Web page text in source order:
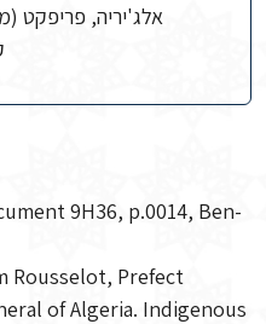
אלג'יריה, פריפקט
9H36, p.0014, Ben-
Rousselot, Prefect
of Algeria. Indigenous